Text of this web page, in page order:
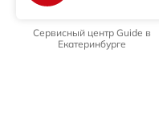
Сервисный центр Guide в
Екатеринбурге